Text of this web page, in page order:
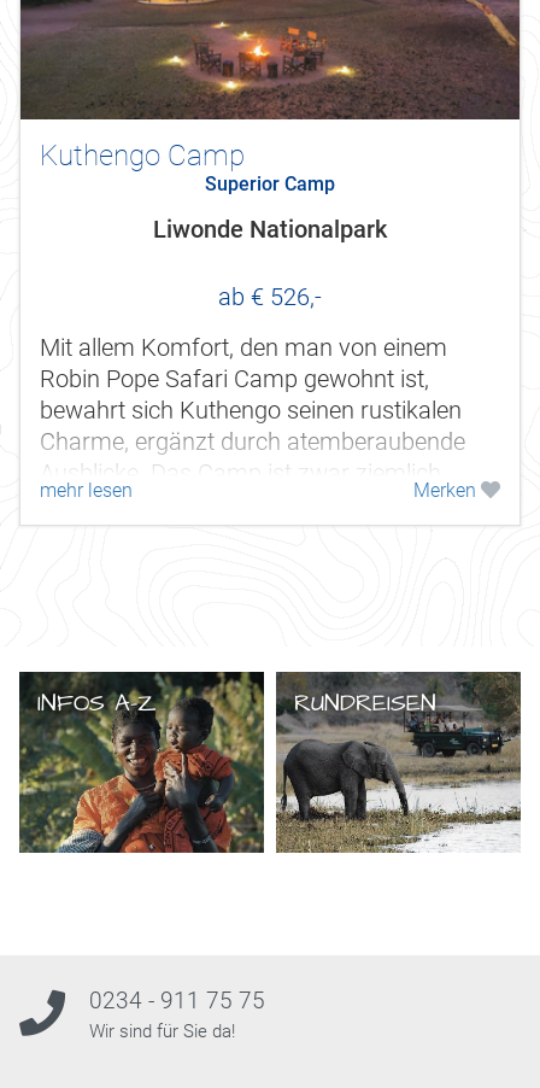
Kuthengo Camp
Superior Camp
Liwonde Nationalpark
ab € 526,-
Mit allem Komfort, den man von einem
Robin Pope Safari Camp gewohnt ist,
bewahrt sich Kuthengo seinen rustikalen
Charme, ergänzt durch atemberaubende
Ausblicke. Das Camp ist zwar ziemlich
abgeschieden von der Außenwelt, aber es
gibt...
mehr lesen Merken
INFOS A-Z RUNDREISEN
0234 - 911 75 75
Wir sind für Sie da!